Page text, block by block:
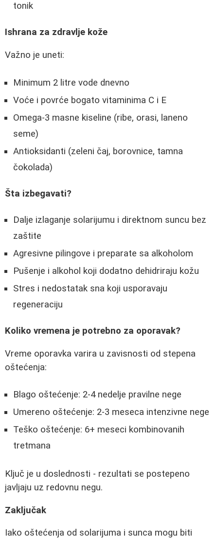
tonik
Ishrana za zdravlje kože
Važno je uneti:
Minimum 2 litre vode dnevno
Voće i povrće bogato vitaminima C i E
Omega-3 masne kiseline (ribe, orasi, laneno
seme)
Antioksidanti (zeleni čaj, borovnice, tamna
čokolada)
Šta izbegavati?
Dalje izlaganje solarijumu i direktnom suncu bez
zaštite
Agresivne pilingove i preparate sa alkoholom
Pušenje i alkohol koji dodatno dehidriraju kožu
Stres i nedostatak sna koji usporavaju
regeneraciju
Koliko vremena je potrebno za oporavak?
Vreme oporavka varira u zavisnosti od stepena
oštećenja:
Blago oštećenje: 2-4 nedelje pravilne nege
Umereno oštećenje: 2-3 meseca intenzivne nege
Teško oštećenje: 6+ meseci kombinovanih
tretmana
Ključ je u doslednosti - rezultati se postepeno
javljaju uz redovnu negu.
Zaključak
Iako oštećenja od solarijuma i sunca mogu biti